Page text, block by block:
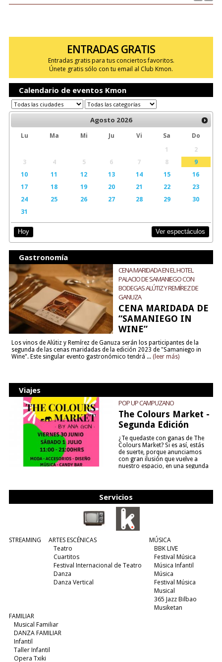
ENTRADAS GRATIS
Entradas gratis para tus conciertos favoritos.
Únete gratis sólo con tu email al Club Kmon.
Calendario de eventos Kmon
Agosto 2026
Lu Ma Mi Ju Vi Sa
Do
1
2
3
4 5 6 7 8
9
10
11 12 13 14 15
16
17
18 19 20 21 22
23
24
25 26 27 28 29
30
31
Hoy Ver espectáculos
Gastronomía
CENA MARIDADA EN EL HOTEL
PALACIO DE SAMANIEGO CON
BODEGAS ALÚTIZ Y REMÍREZ DE
GANUZA
CENA MARIDADA DE
“SAMANIEGO IN
WINE”
Los vinos de Alútiz y Remírez de Ganuza serán los participantes de la
segunda de las cenas maridadas de la edición 2023 de "Samaniego in
Wine". Este singular evento gastronómico tendrá ... (leer más)
Viajes
POP UP CAMPUZANO
The Colours Market -
Segunda Edición
¿Te quedaste con ganas de The
Colours Market? Si es así, estás
de suerte, porque anunciamos
con gran ilusión que vuelve a
nuestro espacio, en una segunda
Servicios
STREAMING
ARTES ESCÉNICAS
Teatro
Cuartitos
Festival Internacional de Teatro
Danza
Danza Vertical
MÚSICA
BBK LIVE
Festival Música
Música Infantil
Música
Festival Música
Musical
365 Jazz Bilbao
Musiketan
FAMILIAR
Musical Familiar
DANZA FAMILIAR
Infantil
Taller Infantil
Opera Txiki